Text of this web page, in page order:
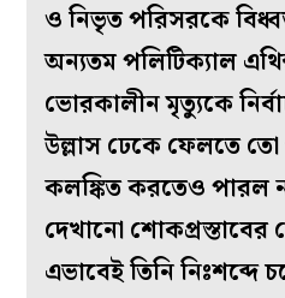
ও নিভৃত পরিসরকে
অন্যতম পলিটিক্যাল
ভোরকালীন মৃত্যুকে
উল্লাস ঢেকে ফেলতে
কলঙ্কিত করতেও
দেখানো শোকপ্রস্তাবের
এভাবেই তিনি নিঃশব্দে